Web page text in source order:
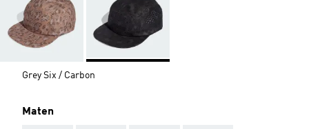
Grey Six / Carbon
Maten